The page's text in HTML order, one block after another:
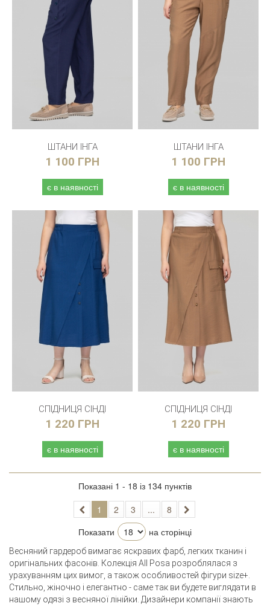
ШТАНИ ІНГА
1 100 ГРН
є в наявності
ШТАНИ ІНГА
1 100 ГРН
є в наявності
СПІДНИЦЯ СІНДІ
1 220 ГРН
є в наявності
СПІДНИЦЯ СІНДІ
1 220 ГРН
є в наявності
1 2 3 ...
8
Показати
на сторінці
Показані 1 - 18 із 134 пунктів
Весняний гардероб вимагає яскравих фарб, легких тканин і
оригінальних фасонів. Колекція All Posa розроблялася з
урахуванням цих вимог, а також особливостей фігури size+.
Стильно, жіночно і елегантно - саме так ви будете виглядати в
нашому одязі з весняної лінійки. Дизайнери компанії знають